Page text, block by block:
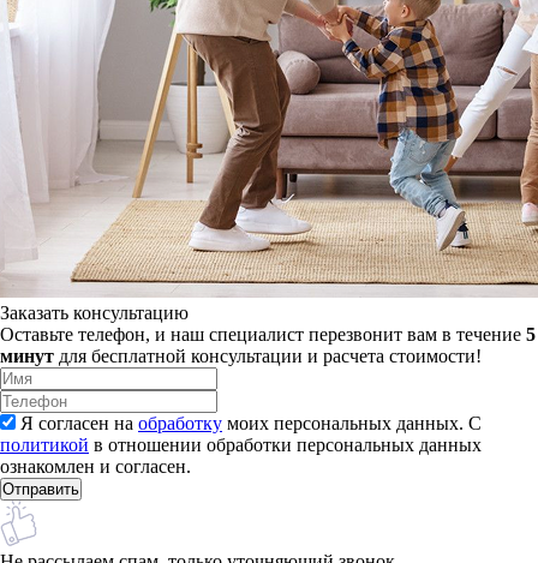
Заказать консультацию
Оставьте телефон, и наш специалист перезвонит вам в течение 5
минут для бесплатной консультации и расчета стоимости!
Я согласен на обработку моих персональных данных. С
политикой в отношении обработки персональных данных
ознакомлен и согласен.